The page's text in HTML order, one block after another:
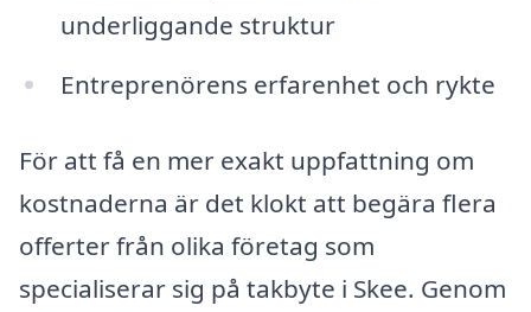
underliggande struktur
Entreprenörens erfarenhet och rykte
För att få en mer exakt uppfattning om
kostnaderna är det klokt att begära flera
offerter från olika företag som
specialiserar sig på takbyte i Skee. Genom